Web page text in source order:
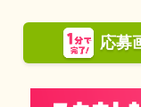
応募